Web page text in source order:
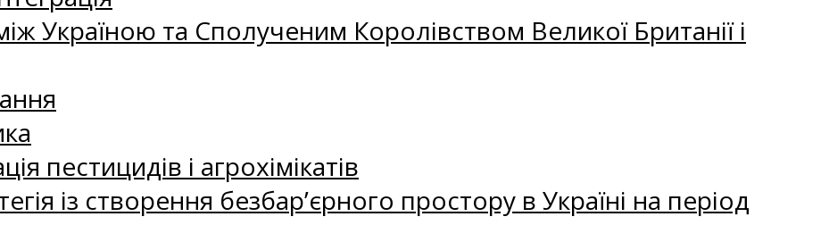
Україною та Сполученим Королівством Великої Британії і
пестицидів і агрохімікатів
із створення безбар’єрного простору в Україні на період